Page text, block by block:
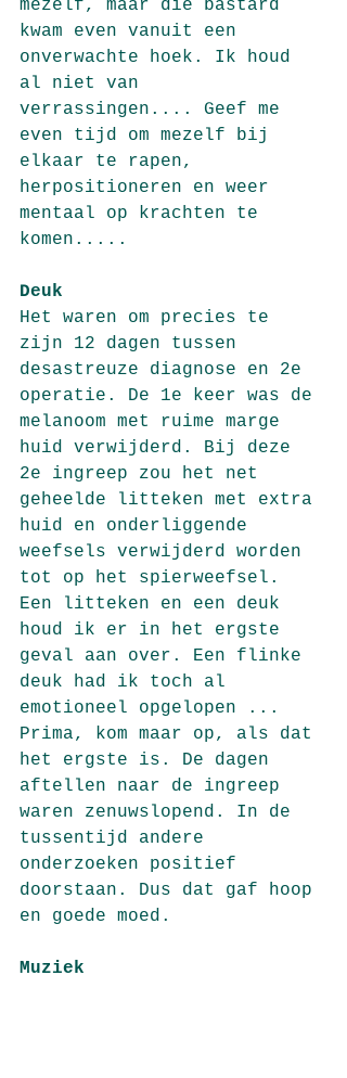
mezelf, maar die bastard
kwam even vanuit een
onverwachte hoek. Ik houd
al niet van
verrassingen.... Geef me
even tijd om mezelf bij
elkaar te rapen,
herpositioneren en weer
mentaal op krachten te
komen.....
Deuk
Het waren om precies te
zijn 12 dagen tussen
desastreuze diagnose en 2e
operatie. De 1e keer was de
melanoom met ruime marge
huid verwijderd. Bij deze
2e ingreep zou het net
geheelde litteken met extra
huid en onderliggende
weefsels verwijderd worden
tot op het spierweefsel.
Een litteken en een deuk
houd ik er in het ergste
geval aan over. Een flinke
deuk had ik toch al
emotioneel opgelopen ...
Prima, kom maar op, als dat
het ergste is. De dagen
aftellen naar de ingreep
waren zenuwslopend. In de
tussentijd andere
onderzoeken positief
doorstaan. Dus dat gaf hoop
en goede moed.
Muziek